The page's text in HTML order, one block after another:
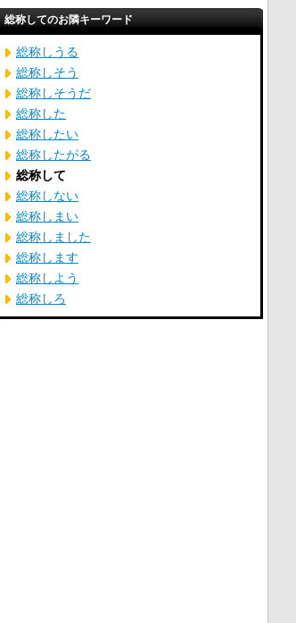
総称してのお隣キーワード
総称しうる
総称しそう
総称しそうだ
総称した
総称したい
総称したがる
総称して
総称しない
総称しまい
総称しました
総称します
総称しよう
総称しろ